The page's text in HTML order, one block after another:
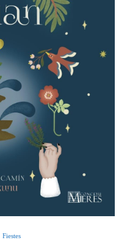
Fiestes